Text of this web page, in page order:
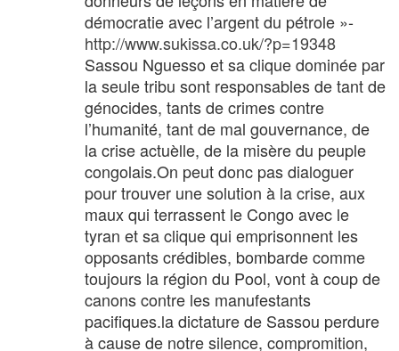
démocratie avec l’argent du pétrole »-
http://www.sukissa.co.uk/?p=19348
Sassou Nguesso et sa clique dominée par
la seule tribu sont responsables de tant de
génocides, tants de crimes contre
l’humanité, tant de mal gouvernance, de
la crise actuèlle, de la misère du peuple
congolais.On peut donc pas dialoguer
pour trouver une solution à la crise, aux
maux qui terrassent le Congo avec le
tyran et sa clique qui emprisonnent les
opposants crédibles, bombarde comme
toujours la région du Pool, vont à coup de
canons contre les manufestants
pacifiques.la dictature de Sassou perdure
à cause de notre silence, compromition,